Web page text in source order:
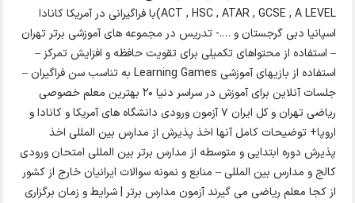
ACT , HSC , ATAR , GCSE , A LEVEL)با فراگیرانی در آمریکا کانادا
اسپانیا دبی گرجستان و ….- تدریس در مجموعه های آموزشی برتر تهران
– استفاده از محتواهای تکمیلی برای تقویت حافظه و افزایش تمرکز –
استفاده از بازیهای آموزشی Learning Games به تناسب سن فراگیران –
جلسات آنلاین برای آموزش در سراسر دنیا 20 بهترین معلم خصوصی
ریاضی تهران و کل ایران 7 آزمون ورودی دانشگاه های آمریکا و کانادا و
اروپا+ توضیحات کامل آنها اخذ پذیرش از مدارس بین المللی اخذ
پذیرش دوره ابتدایی و متوسطه از مدارس برتر بین‌ المللی امتحان ورودی
کالج و مدارس بین المللی – منابع و نمونه سوالات ایرانیان خارج از کشور
از کجا معلم ریاضی می گیرند آزمون مدارس برتر | شرایط و زمان برگزاری